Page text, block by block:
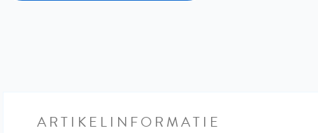
ARTIKELINFORMATIE